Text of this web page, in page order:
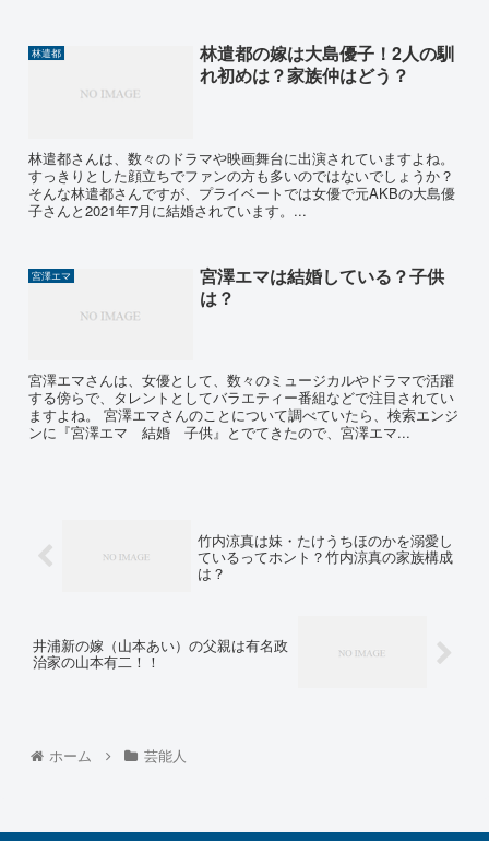
林遣都
林遣都の嫁は大島優子！2人の馴
れ初めは？家族仲はどう？
林遣都さんは、数々のドラマや映画舞台に出演されていますよね。
すっきりとした顔立ちでファンの方も多いのではないでしょうか？
そんな林遣都さんですが、プライベートでは女優で元AKBの大島優
子さんと2021年7月に結婚されています。...
宮澤エマ
宮澤エマは結婚している？子供
は？
宮澤エマさんは、女優として、数々のミュージカルやドラマで活躍
する傍らで、タレントとしてバラエティー番組などで注目されてい
ますよね。 宮澤エマさんのことについて調べていたら、検索エンジ
ンに『宮澤エマ 結婚 子供』とでてきたので、宮澤エマ...
竹内涼真は妹・たけうちほのかを溺愛し
ているってホント？竹内涼真の家族構成
は？
井浦新の嫁（山本あい）の父親は有名政
治家の山本有二！！
ホーム 芸能人